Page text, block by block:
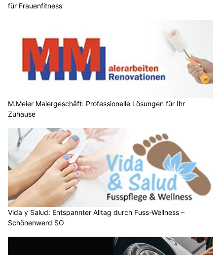
für Frauenfitness
M.Meier Malergeschäft: Professionelle Lösungen für Ihr
Zuhause
Vida y Salud: Entspannter Alltag durch Fuss-Wellness –
Schönenwerd SO